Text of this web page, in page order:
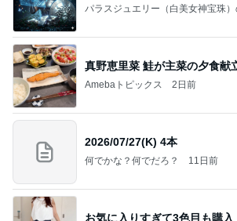
パラスジュエリー（白美女神宝珠
真野恵里菜 鮭が主菜の夕食献
Amebaトピックス 2日前
2026/07/27(K) 4本
何でかな？何でだろ？ 11日前
お気に入りすぎて3色目も購入